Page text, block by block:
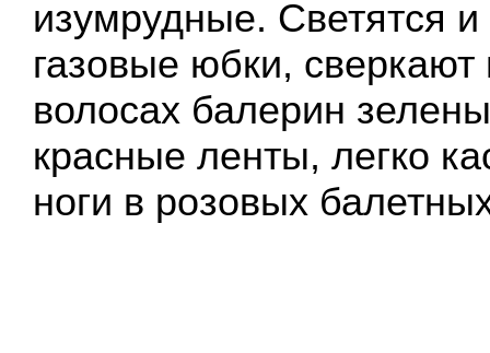
изумрудные. Светятся
газовые юбки,
волосах балерин
красные ленты, легко
ноги в розовых